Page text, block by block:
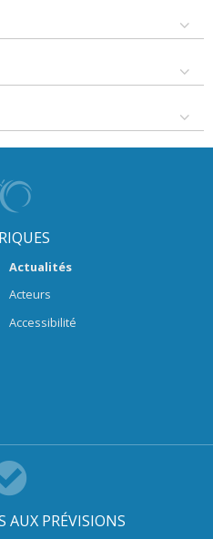
Actualités
Acteurs
Accessibilité
PRÉVISIONS